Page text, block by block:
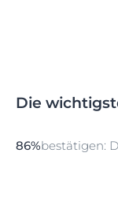
Die
86%bestätigen: